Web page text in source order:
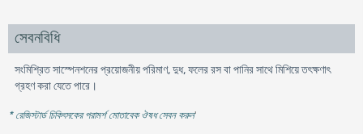
সেবনবিধি
সংমিশ্রিত সাস্পেনশনের প্রয়োজনীয় পরিমাণ, দুধ, ফলের রস বা পানির সাথে মিশিয়ে তৎক্ষণাৎ
গ্রহণ করা যেতে পারে।
* রেজিস্টার্ড চিকিৎসকের পরামর্শ মোতাবেক ঔষধ সেবন করুন'